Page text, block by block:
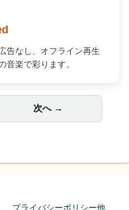
告なし、オフライン再生
音楽で彩ります。
次へ →
プライバシーポリシー他